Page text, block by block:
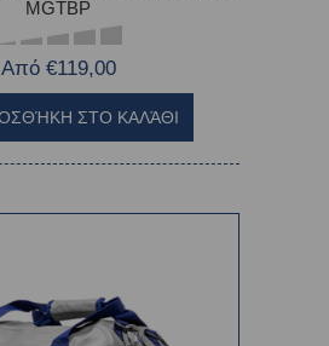
MGTBP
Από €119,00